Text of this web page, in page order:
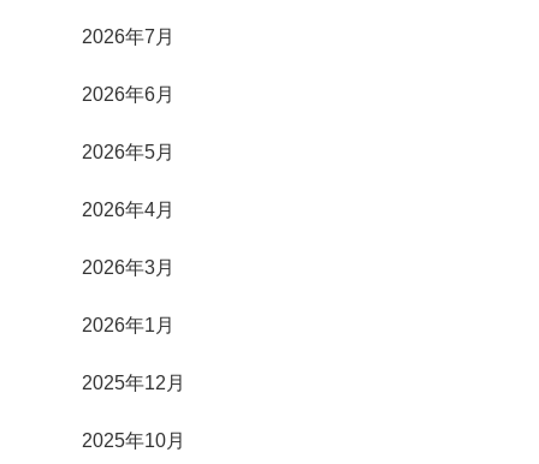
2026年7月
2026年6月
2026年5月
2026年4月
2026年3月
2026年1月
2025年12月
2025年10月